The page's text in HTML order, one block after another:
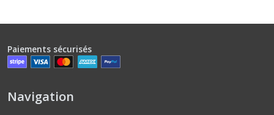
Paiements sécurisés
Navigation